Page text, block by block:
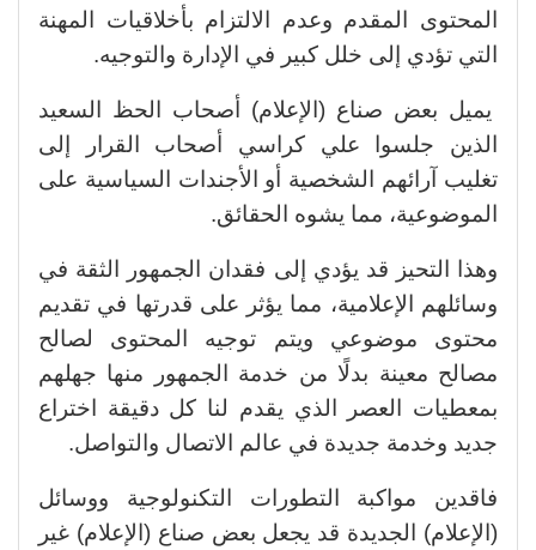
المحتوى المقدم وعدم الالتزام بأخلاقيات المهنة
التي تؤدي إلى خلل كبير في الإدارة والتوجيه.
يميل بعض صناع (الإعلام) أصحاب الحظ السعيد
الذين جلسوا علي كراسي أصحاب القرار إلى
تغليب آرائهم الشخصية أو الأجندات السياسية على
الموضوعية، مما يشوه الحقائق.
وهذا التحيز قد يؤدي إلى فقدان الجمهور الثقة في
وسائلهم الإعلامية، مما يؤثر على قدرتها في تقديم
محتوى موضوعي ويتم توجيه المحتوى لصالح
مصالح معينة بدلًا من خدمة الجمهور منها جهلهم
بمعطيات العصر الذي يقدم لنا كل دقيقة اختراع
جديد وخدمة جديدة في عالم الاتصال والتواصل.
فاقدين مواكبة التطورات التكنولوجية ووسائل
(الإعلام) الجديدة قد يجعل بعض صناع (الإعلام) غير